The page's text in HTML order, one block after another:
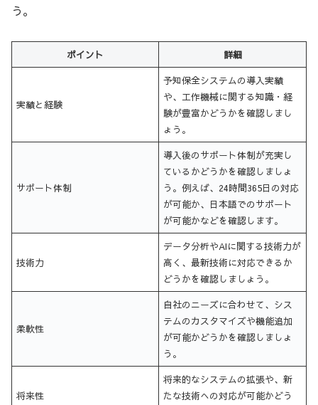
う。
ポイント 詳細
実績と経験
予知保全システムの導入実績
や、工作機械に関する知識・経
験が豊富かどうかを確認しまし
ょう。
サポート体制
導入後のサポート体制が充実し
ているかどうかを確認しましょ
う。例えば、24時間365日の対応
が可能か、日本語でのサポート
が可能かなどを確認します。
技術力
データ分析やAIに関する技術力が
高く、最新技術に対応できるか
どうかを確認しましょう。
柔軟性
自社のニーズに合わせて、シス
テムのカスタマイズや機能追加
が可能かどうかを確認しましょ
う。
将来性
将来的なシステムの拡張や、新
たな技術への対応が可能かどう